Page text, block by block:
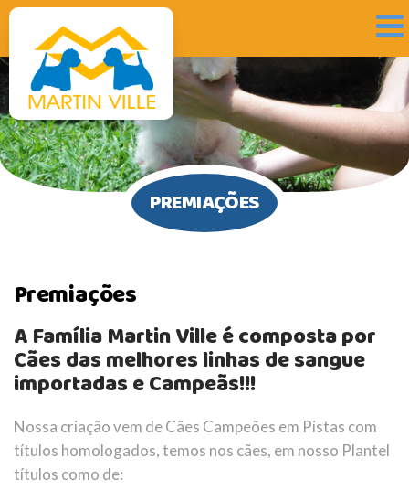
PREMIAÇÕES
Premiações
A Família Martin Ville é composta por
Cães das melhores linhas de sangue
importadas e Campeãs!!!
Nossa criação vem de Cães Campeões em Pistas com
títulos homologados, temos nos cães, em nosso Plantel
títulos como de: